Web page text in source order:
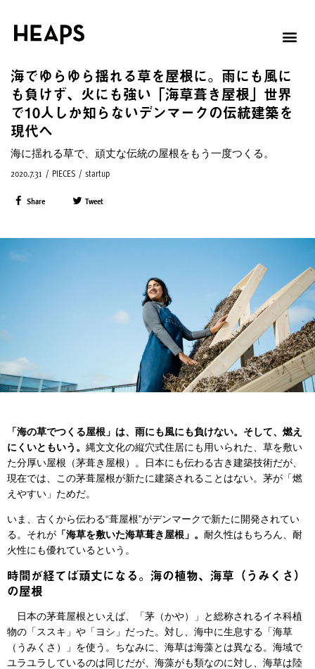
海でゆらゆら揺れる草を屋根に。雨にも風に
も負けず、火にも強い「海草葺き屋根」世界
で10人しか知らないデンマークの伝統建築を
現代へ
海に揺れる草で、頑丈な伝統の屋根をもう一度つくる。
2020.7.31 / PIECES / startup
Share Tweet
「海の草でつくる屋根」は、雨にも風にも負けない。そして、燃え
にくいともいう。 縄文文化の縦穴式住居にも用いられた、草を敷い
た分厚い屋根（茅葺き屋根）。日本にも伝わる古き建築技術だが、
現在では、この茅葺屋根が新たに建築されることはない。茅が「燃
えやすい」ためだ。
いま、古くから伝わる“葺屋根”がデンマークで新たに開発されてい
る。それが 「海草を敷いた海草葺き屋根」。 耐久性はもちろん、耐
火性にも優れているという。
時間が経てば頑丈になる。海の植物、海草（うみくさ）
の屋根
日本の茅葺屋根といえば、「茅（かや）」と総称されるイネ科植
物の「ススキ」や「ヨシ」だった。対し、海中に生息する「海草
（うみくさ）」を使う。ちなみに、海草は海藻とは異なる。海域で
ユラユラしているのは同じだが、海藻がも類なのに対し、海草は陸